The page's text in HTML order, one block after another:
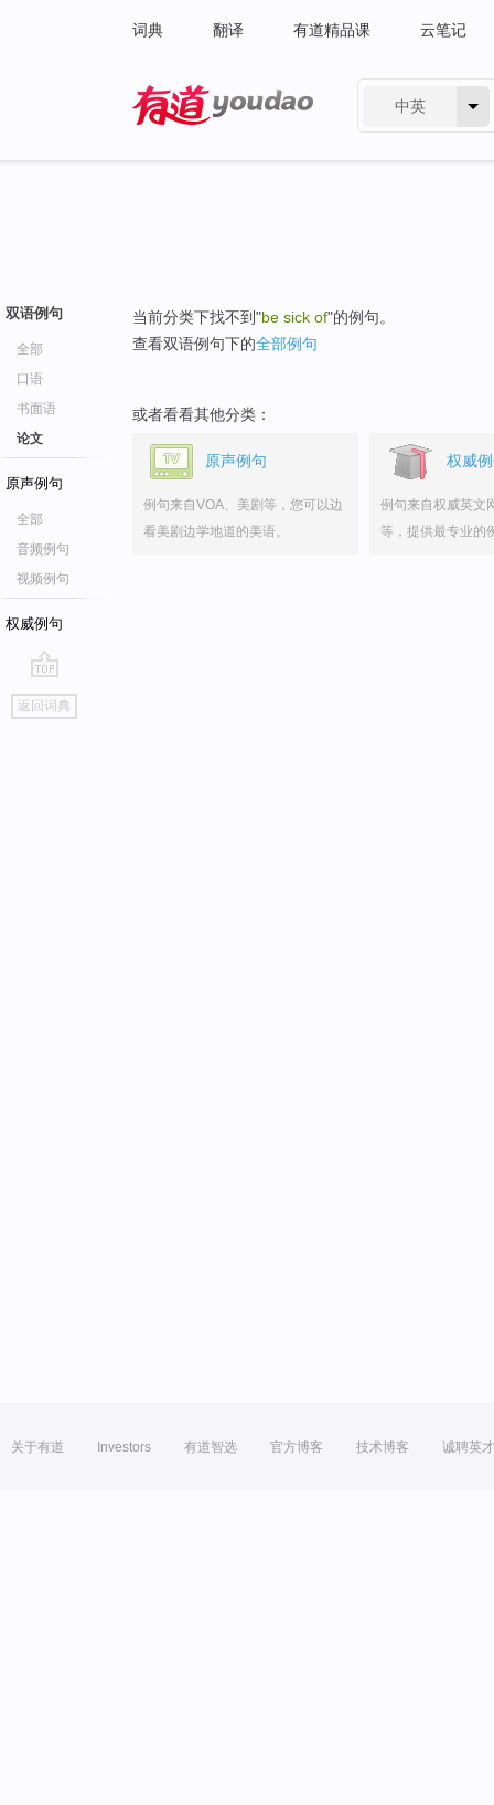
词典 翻译 有道精品课 云笔记
中英
双语例句
全部
口语
书面语
论文
原声例句
全部
音频例句
视频例句
权威例句
go
top
返回词典
当前分类下找不到"be sick of"的例句。
查看双语例句下的全部例句
或者看看其他分类：
原声例句
例句来自VOA、美剧等，您可以边
看美剧边学地道的美语。
权威
例句来自权威英文
等，提供最专业的
关于有道 Investors 有道智选 官方博客 技术博客 诚聘英才